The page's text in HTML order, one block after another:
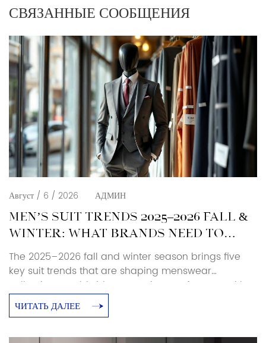
СВЯЗАННЫЕ СООБЩЕНИЯ
Август / 6 / 2026 АДМИН
MEN’S SUIT TRENDS 2025–2026 FALL &
WINTER: WHAT BRANDS NEED TO
KNOW
The 2025–2026 fall and winter season brings five
key suit trends that are shaping menswear
collections worldwide. As a suit manufacturer with
over 25 years of production experience, Baoxiniao
breaks down each trend with specific sourcing and
ЧИТАТЬ ДАЛЕЕ